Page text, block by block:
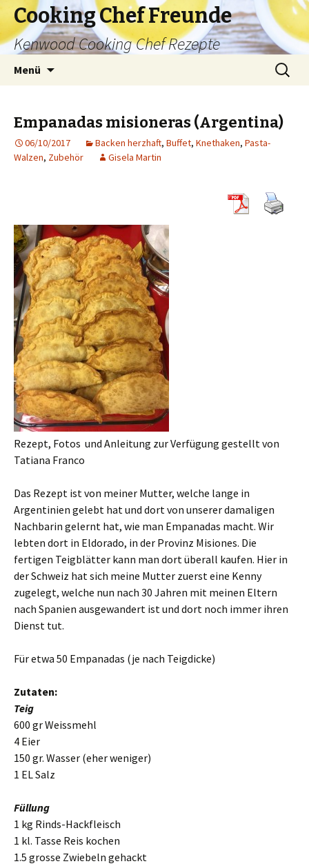
Cooking Chef Freunde
Kenwood Cooking Chef Rezepte
Menü
Suche
nach:
Empanadas misioneras (Argentina)
06/10/2017 Backen herzhaft, Buffet, Knethaken, Pasta-
Walzen, Zubehör Gisela Martin
Rezept, Fotos und Anleitung zur Verfügung gestellt von
Tatiana Franco
Das Rezept ist von meiner Mutter, welche lange in
Argentinien gelebt hat und dort von unserer damaligen
Nachbarin gelernt hat, wie man Empanadas macht. Wir
lebten dort in Eldorado, in der Provinz Misiones. Die
fertigen Teigblätter kann man dort überall kaufen. Hier in
der Schweiz hat sich meine Mutter zuerst eine Kenny
zugelegt, welche nun nach 30 Jahren mit meinen Eltern
nach Spanien ausgewandert ist und dort noch immer ihren
Dienst tut.
Für etwa 50 Empanadas (je nach Teigdicke)
Zutaten:
Teig
600 gr Weissmehl
4 Eier
150 gr. Wasser (eher weniger)
1 EL Salz
Füllung
1 kg Rinds-Hackfleisch
1 kl. Tasse Reis kochen
1.5 grosse Zwiebeln gehackt